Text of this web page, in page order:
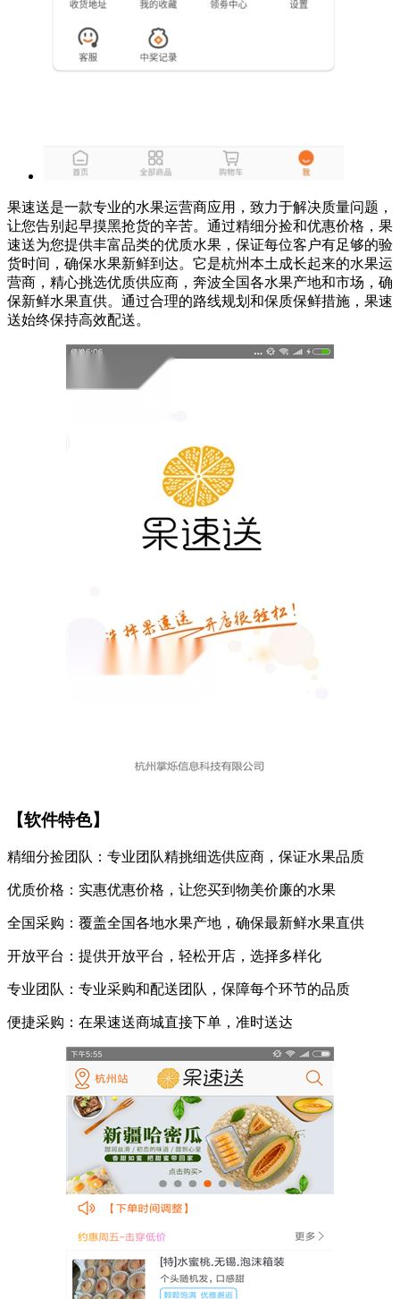
果速送是一款专业的水果运营商应用，致力于解决质量问题，
让您告别起早摸黑抢货的辛苦。通过精细分捡和优惠价格，果
速送为您提供丰富品类的优质水果，保证每位客户有足够的验
货时间，确保水果新鲜到达。它是杭州本土成长起来的水果运
营商，精心挑选优质供应商，奔波全国各水果产地和市场，确
保新鲜水果直供。通过合理的路线规划和保质保鲜措施，果速
送始终保持高效配送。
【软件特色】
精细分捡团队：专业团队精挑细选供应商，保证水果品质
优质价格：实惠优惠价格，让您买到物美价廉的水果
全国采购：覆盖全国各地水果产地，确保最新鲜水果直供
开放平台：提供开放平台，轻松开店，选择多样化
专业团队：专业采购和配送团队，保障每个环节的品质
便捷采购：在果速送商城直接下单，准时送达